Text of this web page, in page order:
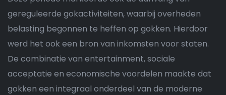
gereguleerde gokactiviteiten, waarbij overheden
belasting begonnen te heffen op gokken. Hierdoor
werd het ook een bron van inkomsten voor staten.
De combinatie van entertainment, sociale
acceptatie en economische voordelen maakte dat
gokken een integraal onderdeel van de moderne